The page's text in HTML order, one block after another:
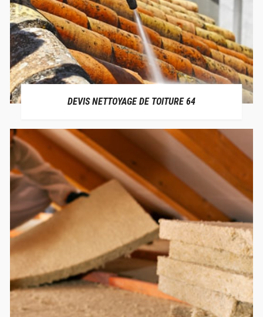
DEVIS NETTOYAGE DE TOITURE 64